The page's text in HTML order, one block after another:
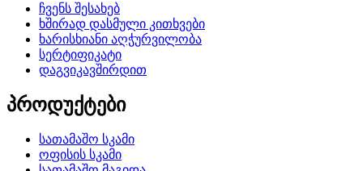
ჩვენს შესახებ
ხშირად დასმული კითხვები
ხარისხიანი აღჭურვილობა
სერტიფიკატი
დაგვიკავშირდით
პროდუქტები
სათამაშო სკამი
ოფისის სკამი